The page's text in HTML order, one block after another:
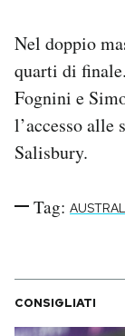
Nel doppio
quarti di
Fognini e
l’accesso alle
Salisbury.
Tag:
CONSIGLIATI